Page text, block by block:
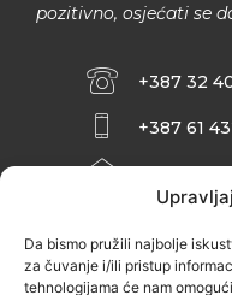
Da bismo pružili najbolje
za čuvanje i/ili pristup
tehnologijama će nam
pozitivno, osjećati se
+387 32
+387 61